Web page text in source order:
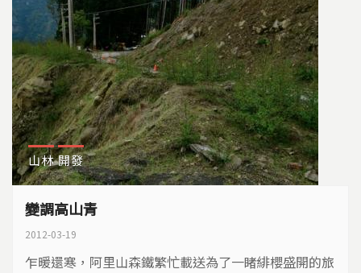
山林 開發
變調高山青
2012-03-19
乍暖還寒，阿里山森鐵繁忙載送為了一睹緋櫻盛開的旅